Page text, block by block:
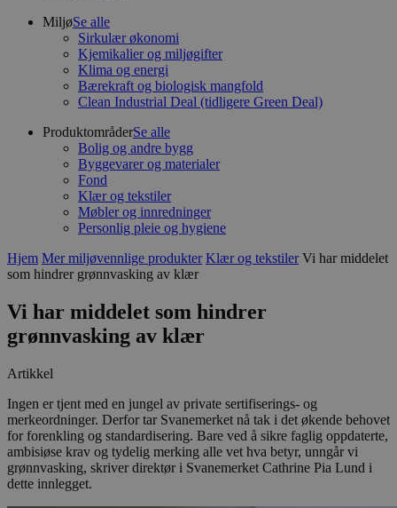
MiljøSe alle
Sirkulær økonomi
Kjemikalier og miljøgifter
Klima og energi
Bærekraft og biologisk mangfold
Clean Industrial Deal (tidligere Green Deal)
ProduktområderSe alle
Bolig og andre bygg
Byggevarer og materialer
Fond
Klær og tekstiler
Møbler og innredninger
Personlig pleie og hygiene
Hjem Mer miljøvennlige produkter Klær og tekstiler Vi har middelet
som hindrer grønnvasking av klær
Vi har middelet som hindrer
grønnvasking av klær
Artikkel
Ingen er tjent med en jungel av private sertifiserings- og
merkeordninger. Derfor tar Svanemerket nå tak i det økende behovet
for forenkling og standardisering. Bare ved å sikre faglig oppdaterte,
ambisiøse krav og tydelig merking alle vet hva betyr, unngår vi
grønnvasking, skriver direktør i Svanemerket Cathrine Pia Lund i
dette innlegget.